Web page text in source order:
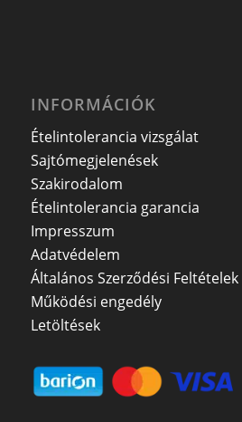
INFORMÁCIÓK
Ételintolerancia vizsgálat
Sajtómegjelenések
Szakirodalom
Ételintolerancia garancia
Impresszum
Adatvédelem
Általános Szerződési Feltételek
Működési engedély
Letöltések